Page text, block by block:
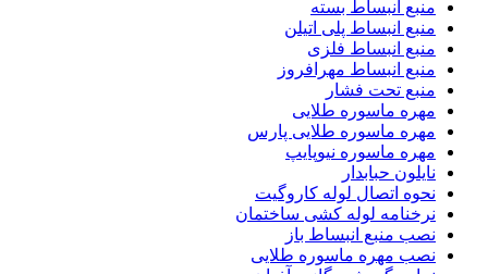
منبع انبساط بسته
منبع انبساط پلی اتیلن
منبع انبساط فلزی
منبع انبساط مهرافروز
منبع تحت فشار
مهره ماسوره طلایی
مهره ماسوره طلایی پارس
مهره ماسوره نیوپایپ
نایلون حبابدار
نحوه اتصال لوله کاروگیت
نرخنامه لوله کشی ساختمان
نصب منبع انبساط باز
نصب مهره ماسوره طلایی